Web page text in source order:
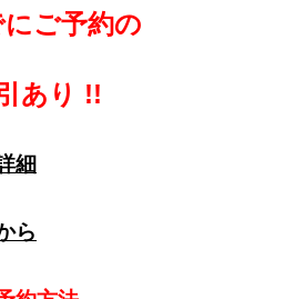
ご予約の
あり !!
細
ら